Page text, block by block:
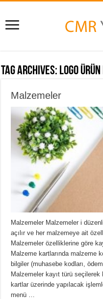
Tag Archives: Logo Ürün
Malzemeler
Malzemeler Malzemeler i
açılır ve her malzemeye ait
Malzemeler özelliklerine göre
Malzeme kartlarında malzeme
bilgiler (muhasebe kodları,
Malzemeler kayıt türü
kartlar üzerinde yapılacak
menü …